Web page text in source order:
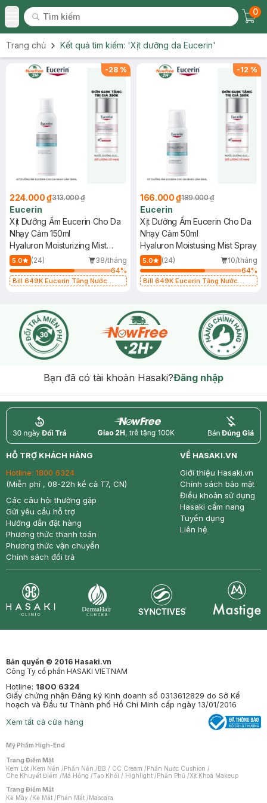
Toggle Menu
Tìm kiếm
Tìm kiếm
0
Trang chủ Kết quả tìm kiếm: 'Xịt dưỡng da Eucerin'
-28 %
224.000 ₫313.000 ₫
Eucerin
Xịt Dưỡng Ẩm Eucerin Cho Da
Nhạy Cảm 150ml
Hyaluron Moisturizing Mist
Spray
5.0 (24)
38/tháng
64%
Bill 649K Eucerin Tặng Nước
-12 %
166.000 ₫189.000 ₫
Eucerin
Xịt Dưỡng Ẩm Eucerin Cho Da
Nhạy Cảm 50ml
Hyaluron Moistusing Mist Spray
5.0 (24)
10/tháng
64%
Bill 649K Eucerin Tặng Nước
Bạn đã có tài khoản Hasaki?Đăng nhập
return nowfree price
HỖ TRỢ KHÁCH HÀNG
Hotline: 1800 6324
(Miễn phí , 08-22h kể cả T7, CN)
Các câu hỏi thường gặp
Gửi yêu cầu hỗ trợ
Hướng dẫn đặt hàng
Phương thức thanh toán
Phương thức vận chuyển
Chính sách đổi trả
VỀ HASAKI.VN
Giới thiệu Hasaki.vn
Chính sách bảo mật
Điều khoản sử dụng
Hasaki cẩm nang
Tuyển dụng
Liên hệ
Bản quyền © 2016 Hasaki.vn
Công Ty cổ phần HASAKI VIETNAM
Hotline: 1800 6324
Giấy chứng nhận Đăng ký Kinh doanh số 0313612829 do Sở Kế
hoạch và Đầu tư Thành phố Hồ Chí Minh cấp ngày 13/01/2016
Xem tất cả cửa hàng
Mỹ Phẩm High-End
Trang Điểm Mặt
Kem Lót /Kem Nền /Phấn Nền /BB / CC Cream /Phấn Nước Cushion /
Che Khuyết Điểm /Má Hồng /Tạo Khối / Highlight /Phấn Phủ /Xịt Khoá Makeup
Trang Điểm Mắt
Kẻ Mày /Kẻ Mắt /Phấn Mắt /Mascara